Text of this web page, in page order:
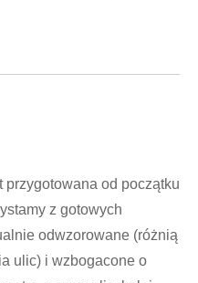
od początku
z gotowych
odwzorowane (różnią
ulic) i wzbogacone o